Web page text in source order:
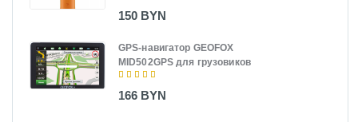
150 BYN
GPS-навигатор GEOFOX
MID502GPS для грузовиков
166 BYN